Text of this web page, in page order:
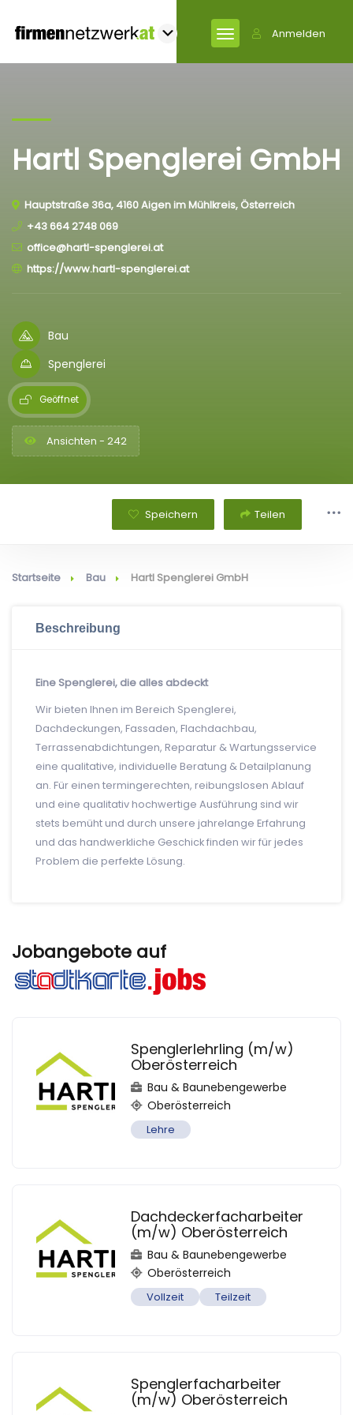
Anmelden
Hartl Spenglerei GmbH
Hauptstraße 36a, 4160 Aigen im Mühlkreis, Österreich
+43 664 2748 069
office@hartl-spenglerei.at
https://www.hartl-spenglerei.at
Bau
Spenglerei
Geöffnet
Ansichten - 242
Speichern Teilen
Startseite Bau Hartl Spenglerei GmbH
Beschreibung
Eine Spenglerei, die alles abdeckt
Wir bieten Ihnen im Bereich Spenglerei,
Dachdeckungen, Fassaden, Flachdachbau,
Terrassenabdichtungen, Reparatur & Wartungsservice
eine qualitative, individuelle Beratung & Detailplanung
an. Für einen termingerechten, reibungslosen Ablauf
und eine qualitativ hochwertige Ausführung sind wir
stets bemüht und durch unsere jahrelange Erfahrung
und das handwerkliche Geschick finden wir für jedes
Problem die perfekte Lösung.
Jobangebote auf
Spenglerlehrling (m/w)
Oberösterreich
Bau & Baunebengewerbe
Oberösterreich
Lehre
Dachdeckerfacharbeiter
(m/w) Oberösterreich
Bau & Baunebengewerbe
Oberösterreich
Vollzeit Teilzeit
Spenglerfacharbeiter
(m/w) Oberösterreich